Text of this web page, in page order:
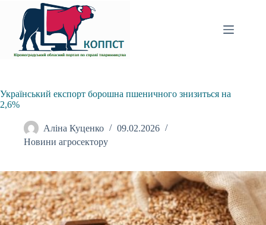
вмісту
Український експорт борошна пшеничного знизиться на
2,6%
Аліна Куценко
09.02.2026
Новини агросектору